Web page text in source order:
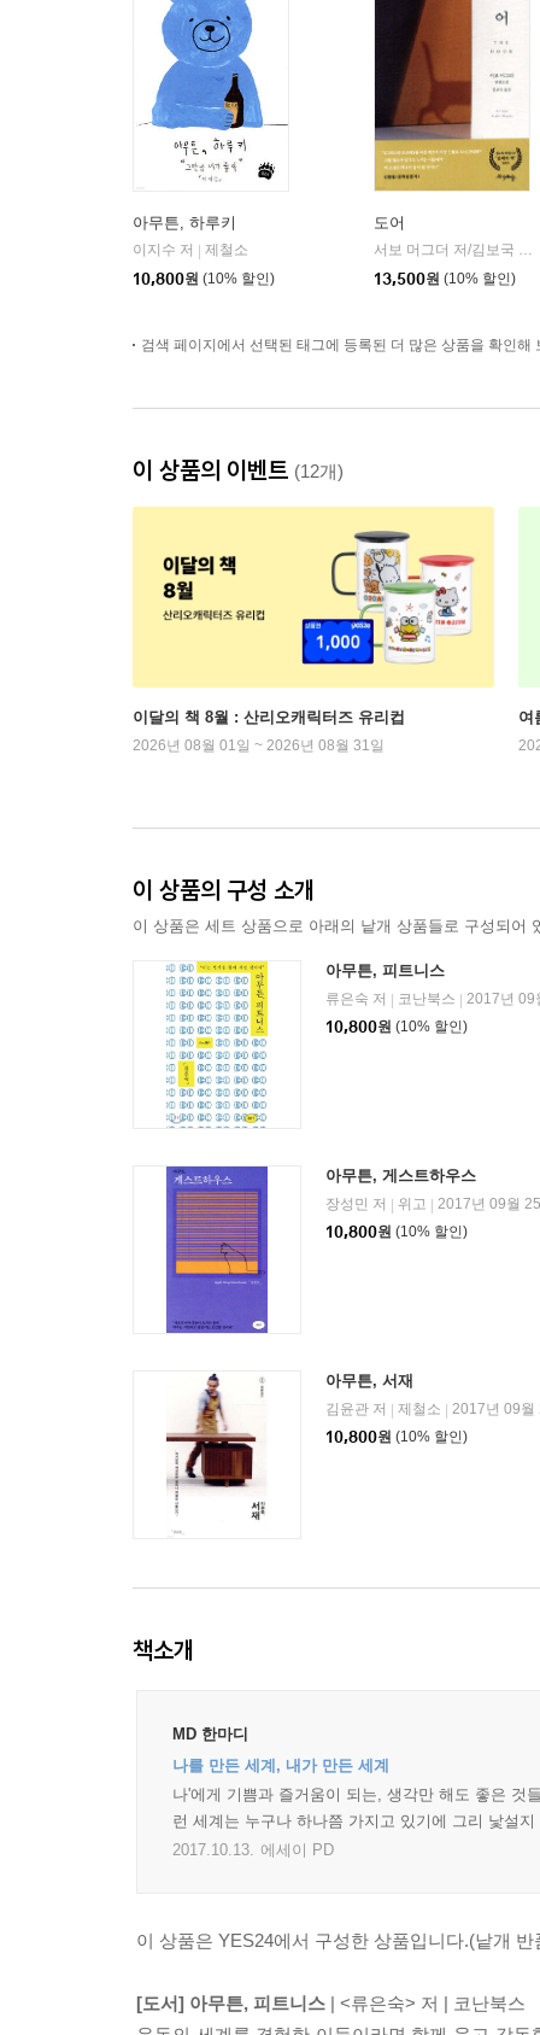
아무튼, 하루키
이지수 저
제철소
10,800원 (10% 할인)
도어
서보 머그더 저/김보국 역
13,500원 (10% 할인)
검색 페이지에서 선택된 태그에 등록된 더 많은 상품을 확인해
이 상품의 이벤트 (12개)
이달의 책 8월 : 산리오캐릭터즈 유리컵
2026년 08월 01일 ~ 2026년 08월 31일
여
이 상품의 구성 소개
이 상품은 세트 상품으로 아래의 낱개 상품들로 구성되어
아무튼, 피트니스
류은숙 저 코난북스
2017년 09
10,800원 (10% 할인)
아무튼, 게스트하우스
장성민 저 위고
2017년 09월
10,800원 (10% 할인)
아무튼, 서재
김윤관 저 제철소
2017년 09월
10,800원 (10% 할인)
책소개
MD 한마디
나를 만든 세계, 내가 만든 세계
나'에게 기쁨과 즐거움이 되는, 생각만 해도 좋은 것
런 세계는 누구나 하나쯤 가지고 있기에 그리 낯설
2017.10.13. 에세이 PD
이 상품은 YES24에서 구성한 상품입니다.(낱개 반
[도서] 아무튼, 피트니스 | <류은숙> 저 | 코난북스